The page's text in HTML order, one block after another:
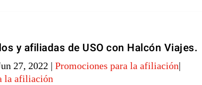
y afiliadas de USO con Halcón Viajes.
27, 2022 | Promociones para la afiliación|
la afiliación